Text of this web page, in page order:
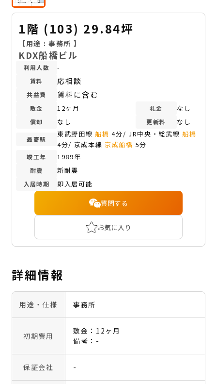
1階 (103) 29.84坪
【用途 :事務所 】
KDX船橋ビル
利用人数 -
賃料 応相談
共益費 賃料に含む
敷金 12ヶ月 礼金 なし
償却 なし 更新料 なし
最寄駅
東武野田線船橋 4分/ JR中央・総武線 船橋
4分/ 京成本線 京成船橋 5分
竣工年 1989年
耐震 新耐震
入居時期 即入居可能
質問する
お気に入り
詳細情報
用途・仕様 事務所
初期費用
敷金：12ヶ月
備考：-
保証会社 -